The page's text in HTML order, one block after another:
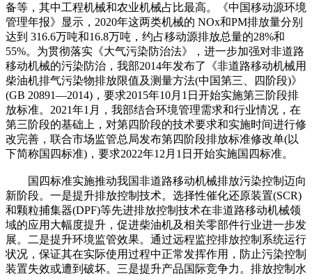
备等，其中工程机械和农业机械占比最高。《中国移动源环境
管理年报》显示，2020年这两类机械的 NOx和PM排放量分别
达到 316.6万吨和16.8万吨，约占移动源排放总量的28%和
55%。为贯彻落实《大气污染防治法》，进一步加强对非道路
移动机械的污染防治，我部2014年发布了《非道路移动机械用
柴油机排气污染物排放限值及测量方法(中国第三、四阶段)》
(GB 20891—2014)，要求2015年10月1日开始实施第三阶段排
放标准。2021年1月，我部结合环境管理需求和行业情况，在
第三阶段的基础上，对第四阶段的技术要求和实施时间进行修
改完善，联合市场监管总局发布第四阶段排放标准修改单(以
下简称国四标准)，要求2022年12月1日开始实施国四标准。
国四标准实施推动我国非道路移动机械排放污染控制迈向
新阶段。一是提升排放控制技术。选择性催化还原装置(SCR)
和颗粒捕集器(DPF)等先进排放控制技术在非道路移动机械领
域的应用大幅度提升，促进柴油机及相关零部件行业进一步发
展。二是提升环境监管效果。通过远程监控排放控制系统运行
状况，保证其在实际使用过程中正常发挥作用，防止污染控制
装置失效或遭到破坏。三是提升产品国际竞争力。排放控制水